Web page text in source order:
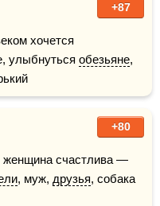
+87
хочется
улыбнуться обезьяне,
+80
женщина счастлива —
, муж, друзья, собака